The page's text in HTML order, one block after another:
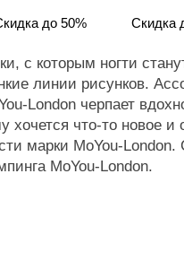
до 50% Скидка
с которым ногти
линии рисунков.
London черпает
что-то новое и
марки MoYou-London.
MoYou-London.